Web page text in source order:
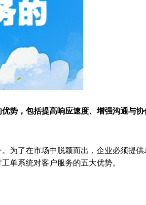
势，包括提高响应速度、增强沟通与协
为了在市场中脱颖而出，企业必须提供
单系统对客户服务的五大优势。